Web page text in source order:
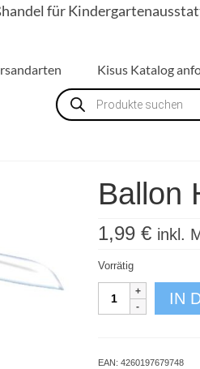
für
Kisus Katalog
Products
search
Ballon
1,99 € inkl.
Vorrätig
Helikopter
IN
EAN: 4260197679748